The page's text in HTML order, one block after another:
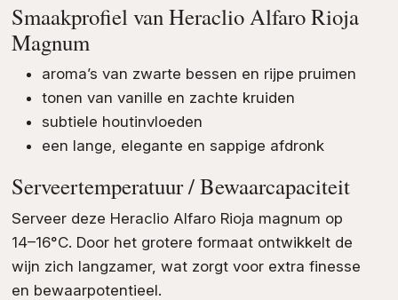
Smaakprofiel van Heraclio Alfaro Rioja
Magnum
aroma’s van zwarte bessen en rijpe pruimen
tonen van vanille en zachte kruiden
subtiele houtinvloeden
een lange, elegante en sappige afdronk
Serveertemperatuur / Bewaarcapaciteit
Serveer deze Heraclio Alfaro Rioja magnum op
14–16°C. Door het grotere formaat ontwikkelt de
wijn zich langzamer, wat zorgt voor extra finesse
en bewaarpotentieel.